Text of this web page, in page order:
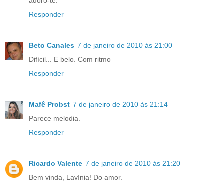
Responder
Beto Canales 7 de janeiro de 2010 às 21:00
Difícil... E belo. Com ritmo
Responder
Mafê Probst 7 de janeiro de 2010 às 21:14
Parece melodia.
Responder
Ricardo Valente 7 de janeiro de 2010 às 21:20
Bem vinda, Lavínia! Do amor.